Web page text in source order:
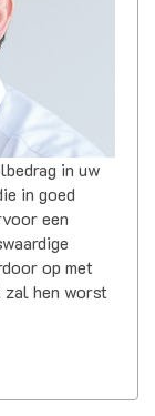
in uw
in goed
een
op met
zal hen worst